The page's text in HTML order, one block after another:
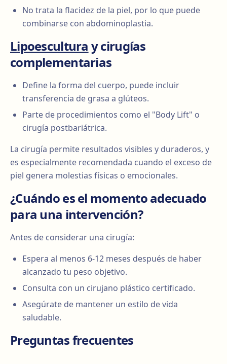
No trata la flacidez de la piel, por lo que puede
combinarse con abdominoplastia.
Lipoescultura y cirugías
complementarias
Define la forma del cuerpo, puede incluir
transferencia de grasa a glúteos.
Parte de procedimientos como el "Body Lift" o
cirugía postbariátrica.
La cirugía permite resultados visibles y duraderos, y
es especialmente recomendada cuando el exceso de
piel genera molestias físicas o emocionales.
¿Cuándo es el momento adecuado
para una intervención?
Antes de considerar una cirugía:
Espera al menos 6-12 meses después de haber
alcanzado tu peso objetivo.
Consulta con un cirujano plástico certificado.
Asegúrate de mantener un estilo de vida
saludable.
Preguntas frecuentes